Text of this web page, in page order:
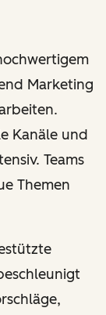
Marketing
Kanäle und
Teams
Themen